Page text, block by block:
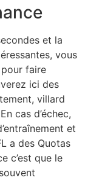
et la
vous
pour faire
ici des
villard
cas d’échec,
et
a des Quotas
c’est que le